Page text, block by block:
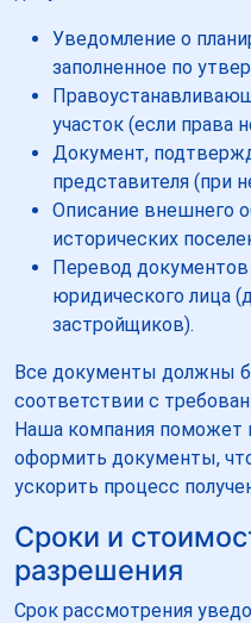
Уведомление о
заполненное по
участок (если права
Документ,
представителя (при
Описание внешнего
исторических
Перевод документов
юридического лица
застройщиков).
Все документы должны
соответствии с
Наша компания поможет
оформить документы,
ускорить процесс
Сроки и
разрешения
Срок рассмотрения